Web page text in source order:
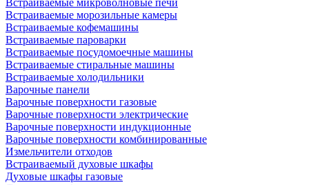
Встраиваемые микроволновые печи
Встраиваемые морозильные камеры
Встраиваемые кофемашины
Встраиваемые пароварки
Встраиваемые посудомоечные машины
Встраиваемые стиральные машины
Встраиваемые холодильники
Варочные панели
Варочные поверхности газовые
Варочные поверхности электрические
Варочные поверхности индукционные
Варочные поверхности комбинированные
Измельчители отходов
Встраиваемый духовые шкафы
Духовые шкафы газовые